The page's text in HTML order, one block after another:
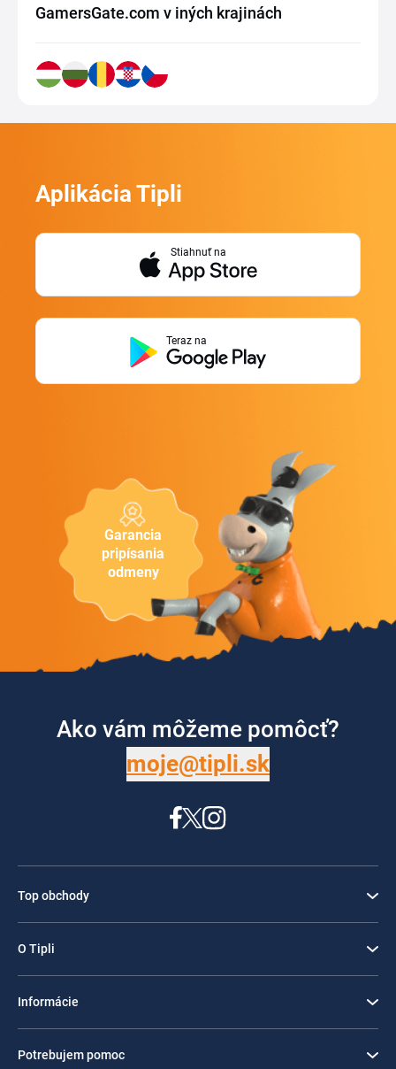
GamersGate.com v iných krajinách
Garancia
pripísania
odmeny
Aplikácia Tipli
Stiahnuť na
Teraz na
Ako vám môžeme pomôcť?
moje@tipli.sk
Top obchody
O Tipli
Informácie
Potrebujem pomoc